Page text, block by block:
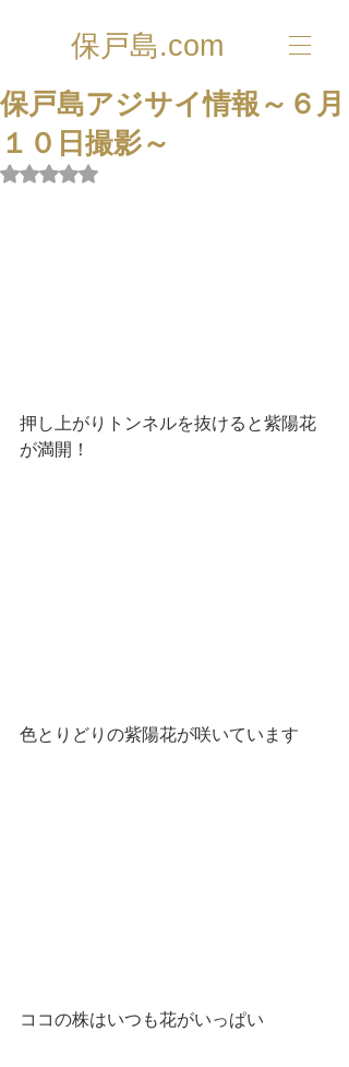
保戸島.com
保戸島アジサイ情報～６月
１０日撮影～
5つ星のうちNaNと評価されています。
押し上がりトンネルを抜けると紫陽花
が満開！
色とりどりの紫陽花が咲いています
ココの株はいつも花がいっぱい